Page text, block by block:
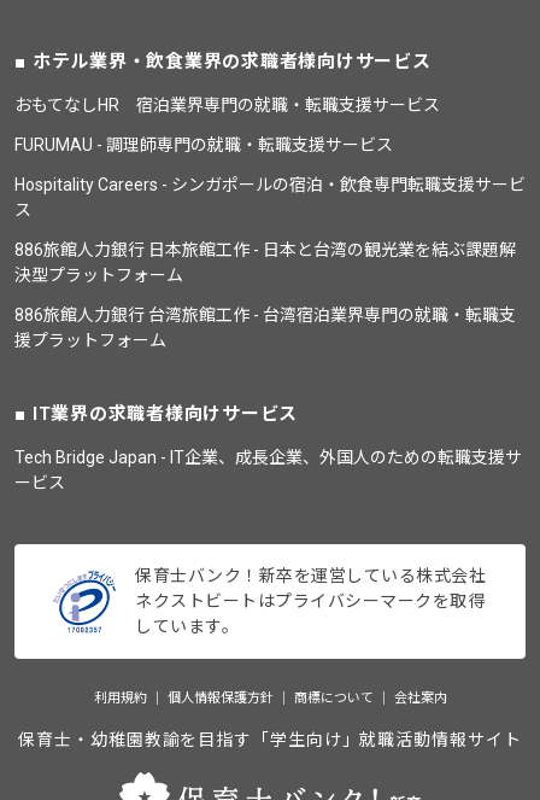
ホテル業界・飲食業界の求職者様向けサービス
おもてなしHR 宿泊業界専門の就職・転職支援サービス
FURUMAU - 調理師専門の就職・転職支援サービス
Hospitality Careers - シンガポールの宿泊・飲食専門転職支援サービ
ス
886旅館人力銀行 日本旅館工作 - 日本と台湾の観光業を結ぶ課題解
決型プラットフォーム
886旅館人力銀行 台湾旅館工作 - 台湾宿泊業界専門の就職・転職支
援プラットフォーム
IT業界の求職者様向けサービス
Tech Bridge Japan - IT企業、成長企業、外国人のための転職支援サ
ービス
保育士バンク！新卒を運営している株式会社
ネクストビートはプライバシーマークを取得
しています。
利用規約 個人情報保護方針 商標について 会社案内
保育士・幼稚園教諭を目指す「学生向け」就職活動情報サイト